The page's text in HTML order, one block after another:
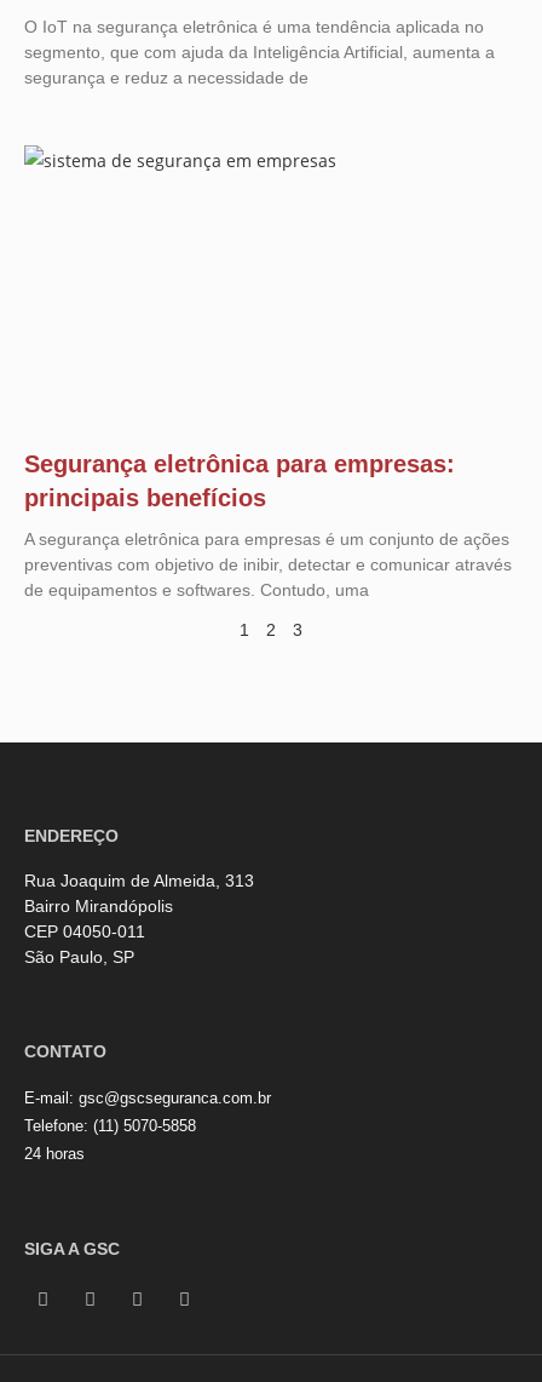
O IoT na segurança eletrônica é uma tendência aplicada no
segmento, que com ajuda da Inteligência Artificial, aumenta a
segurança e reduz a necessidade de
Segurança eletrônica para empresas:
principais benefícios
A segurança eletrônica para empresas é um conjunto de ações
preventivas com objetivo de inibir, detectar e comunicar através
de equipamentos e softwares. Contudo, uma
1 2 3
ENDEREÇO
Rua Joaquim de Almeida, 313
Bairro Mirandópolis
CEP 04050-011
São Paulo, SP
CONTATO
E-mail: gsc@gscseguranca.com.br
Telefone: (11) 5070-5858
24 horas
SIGA A GSC